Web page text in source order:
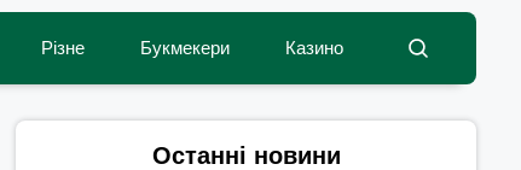
Різне Букмекери Казино
Останні новини